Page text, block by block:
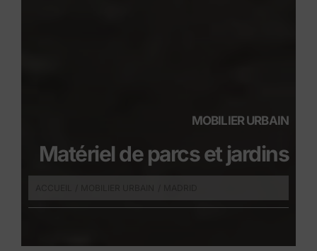
MOBILIER URBAIN
Matériel de parcs et jardins